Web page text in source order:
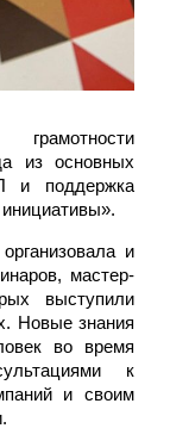
из основных
и поддержка
и
мастер-
выступили
Новые знания
во время
к
и своим